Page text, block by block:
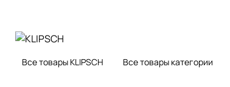
Все товары KLIPSCH Все товары категории